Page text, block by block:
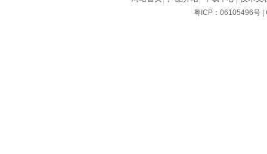
粤ICP：06105496号 |